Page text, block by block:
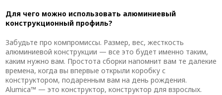
Для чего можно использовать алюминиевый
конструкционный профиль?
Забудьте про компромиссы. Размер, вес, жесткость
алюминиевой конструкции — все это будет именно таким,
каким нужно вам. Простота сборки напомнит вам те далекие
времена, когда вы впервые открыли коробку с
конструктором, подаренным вам на день рождения.
Alumica™ — это конструктор, конструктор для взрослых.